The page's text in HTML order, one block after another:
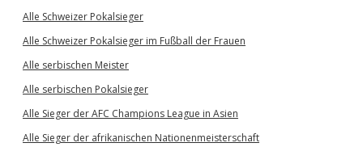
Alle Schweizer Pokalsieger
Alle Schweizer Pokalsieger im Fußball der Frauen
Alle serbischen Meister
Alle serbischen Pokalsieger
Alle Sieger der AFC Champions League in Asien
Alle Sieger der afrikanischen Nationenmeisterschaft